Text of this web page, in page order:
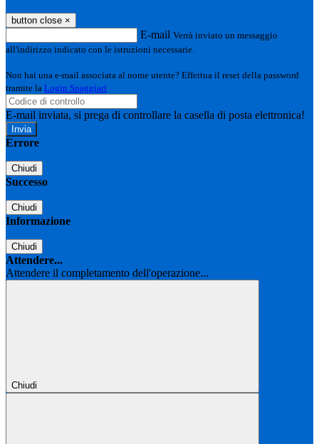
button close ×
E-mail Verrà inviato un messaggio
all'indirizzo indicato con le istruzioni necessarie.
Non hai una e-mail associata al nome utente? Effettua il reset della password
tramite la Login Spaggiari
E-mail inviata, si prega di controllare la casella di posta elettronica!
Errore
Chiudi
Successo
Chiudi
Informazione
Chiudi
Attendere...
Attendere il completamento dell'operazione...
Chiudi